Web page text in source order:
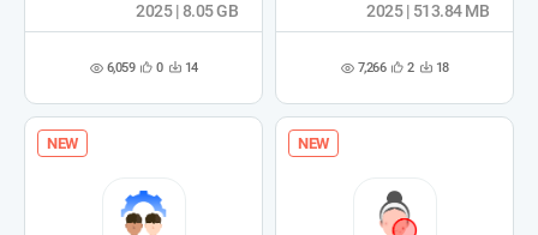
조 6,059 관
록
0 다 14
2025 | 8.05 GB
조 7,266 관
록
2 다 18
2025 | 513.84 MB
NEW NEW